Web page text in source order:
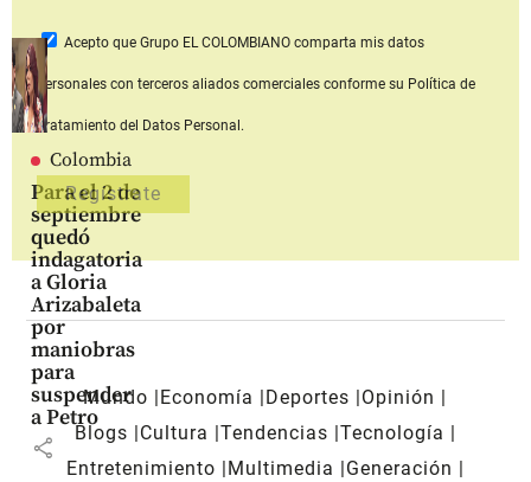
Colombia
Para el 2 de
septiembre
quedó
indagatoria
a Gloria
Arizabaleta
por
maniobras
para
suspender
a Petro
share
Acepto que Grupo EL COLOMBIANOcomparta mis datos
personales con terceros aliados comerciales conforme su Política de
Tratamiento del Datos Personal.
Mundo Economía Deportes
Opinión
Blogs
Cultura Tendencias Tecnología
Entretenimiento
Multimedia
Generación